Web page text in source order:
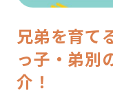
兄弟を育て
っ子・弟別
介！